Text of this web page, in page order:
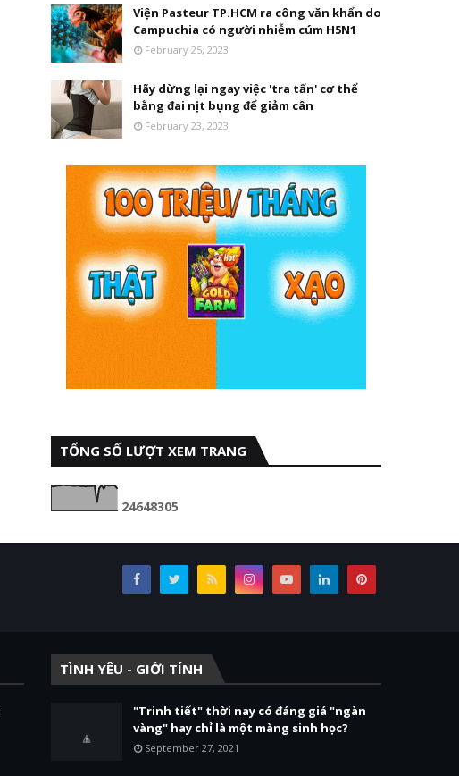
Viện Pasteur TP.HCM ra công văn khẩn do
Campuchia có người nhiễm cúm H5N1
February 25, 2023
Hãy dừng lại ngay việc 'tra tấn' cơ thể
bằng đai nịt bụng để giảm cân
February 23, 2023
TỔNG SỐ LƯỢT XEM TRANG
24648305
TÌNH YÊU - GIỚI TÍNH
"Trinh tiết" thời nay có đáng giá "ngàn
vàng" hay chỉ là một màng sinh học?
September 27, 2021